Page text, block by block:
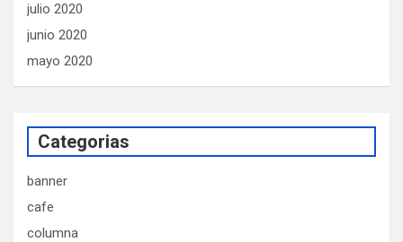
julio 2020
junio 2020
mayo 2020
Categorias
banner
cafe
columna